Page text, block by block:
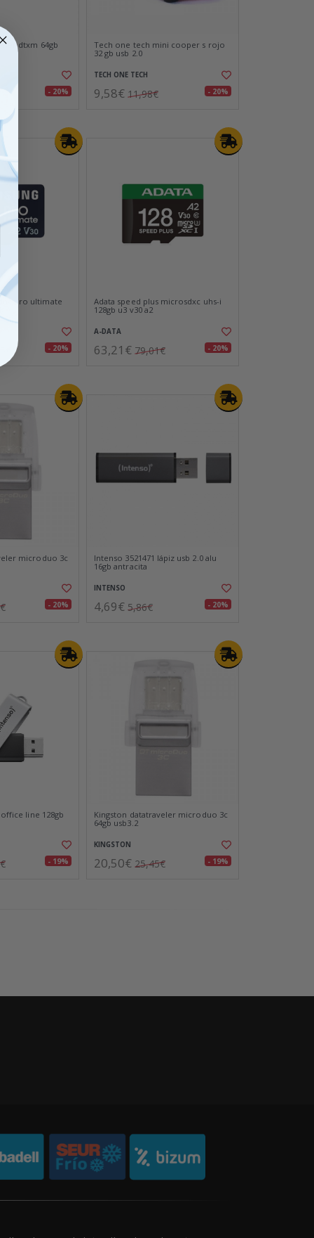
dtxm 64gb
- 20%
Tech one tech mini cooper s rojo
32 gb usb 2.0
TECH ONE TECH
9,58€ 11,98€ - 20%
pro ultimate
- 20%
Adata speed plus microsdxc uhs-i
128gb u3 v30 a2
A-DATA
63,21€ 79,01€ - 20%
microduo 3c
- 20%
Intenso 3521471 lápiz usb 2.0 alu
16gb antracita
INTENSO
4,69€ 5,86€ - 20%
line 128gb
- 19%
Kingston datatraveler microduo 3c
64gb usb3.2
KINGSTON
20,50€ 25,45€ - 19%